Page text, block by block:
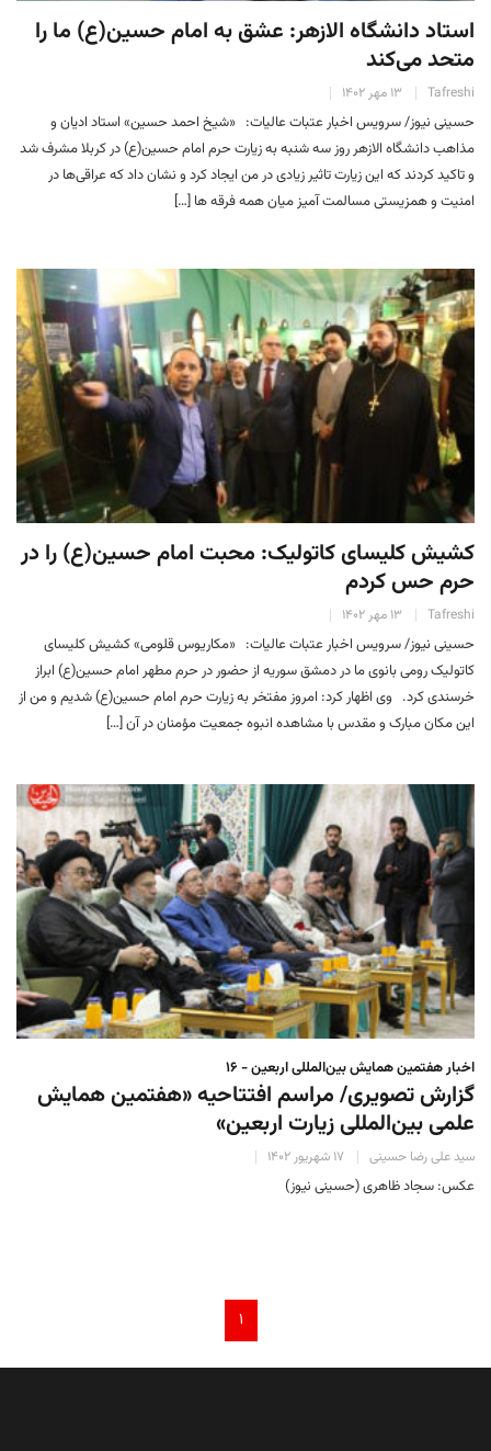
استاد دانشگاه الازهر: عشق به امام حسین(ع) ما را
متحد می‌کند
Tafreshi ۱۳ مهر ۱۴۰۲
حسینی نیوز/ سرویس اخبار عتبات عالیات: «شیخ احمد حسین» استاد ادیان و
مذاهب دانشگاه الازهر روز سه شنبه به زیارت حرم امام حسین(ع) در کربلا مشرف شد
و تاکید کردند که این زیارت تاثیر زیادی در من ایجاد کرد و نشان داد که عراقی‌ها در
امنیت و همزیستی مسالمت آمیز میان همه فرقه ها […]
کشیش کلیسای کاتولیک: محبت امام حسین(ع) را در
حرم حس کردم
Tafreshi ۱۳ مهر ۱۴۰۲
حسینی نیوز/ سرویس اخبار عتبات عالیات: «مکاریوس قلومی» کشیش کلیسای
کاتولیک رومی بانوی ما در دمشق سوریه از حضور در حرم مطهر امام حسین(ع) ابراز
خرسندی کرد. وی اظهار کرد: امروز مفتخر به زیارت حرم امام حسین(ع) شدیم و من از
این مکان مبارک و مقدس با مشاهده انبوه جمعیت مؤمنان در آن […]
اخبار هفتمین همایش بین‌المللی اربعین - ۱۶
گزارش تصویری/ مراسم افتتاحیه «هفتمین همایش
علمی بین‌المللی زیارت اربعین»
سید علی رضا حسینی ۱۷ شهریور ۱۴۰۲
عکس: سجاد ظاهری (حسینی نیوز)
۱